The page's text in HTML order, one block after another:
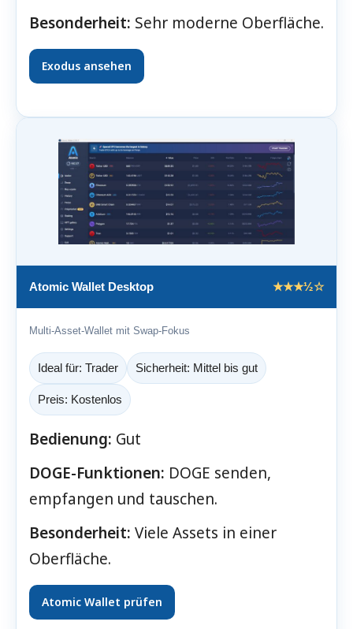
Besonderheit: Sehr moderne Oberfläche.
Exodus ansehen
Atomic Wallet Desktop ★★★½☆
Multi-Asset-Wallet mit Swap-Fokus
Ideal für: Trader Sicherheit: Mittel bis gut
Preis: Kostenlos
Bedienung: Gut
DOGE-Funktionen: DOGE senden,
empfangen und tauschen.
Besonderheit: Viele Assets in einer
Oberfläche.
Atomic Wallet prüfen